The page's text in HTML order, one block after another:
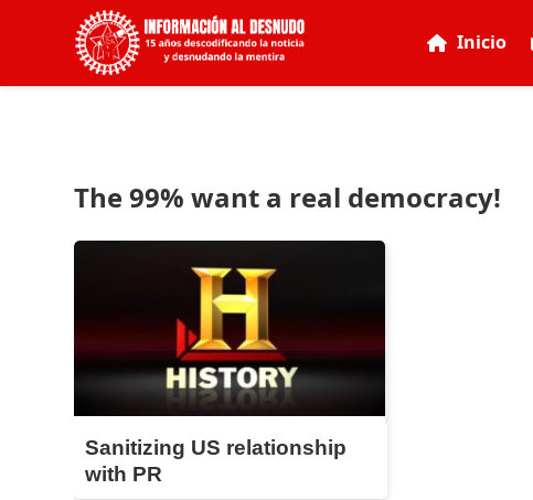
Inicio
The 99% want a real democracy!
Sanitizing US relationship
with PR